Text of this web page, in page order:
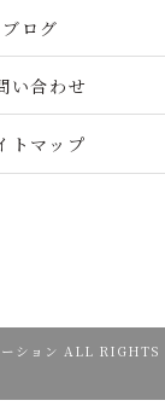
ブログ
い合わせ
トマップ
ーション ALL RIGHTS